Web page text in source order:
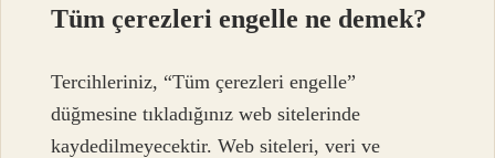
Tüm çerezleri engelle ne demek?
Tercihleriniz, “Tüm çerezleri engelle”
düğmesine tıkladığınız web sitelerinde
kaydedilmeyecektir. Web siteleri, veri ve